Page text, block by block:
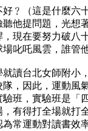
﹖（這是什麼六
聽他提問題，光
現在要努力破八
叱吒風雲，誰管
讀台北女師附小
，因此，運動風
班，實驗班是「
有得打全場就打
常運動對讀書效